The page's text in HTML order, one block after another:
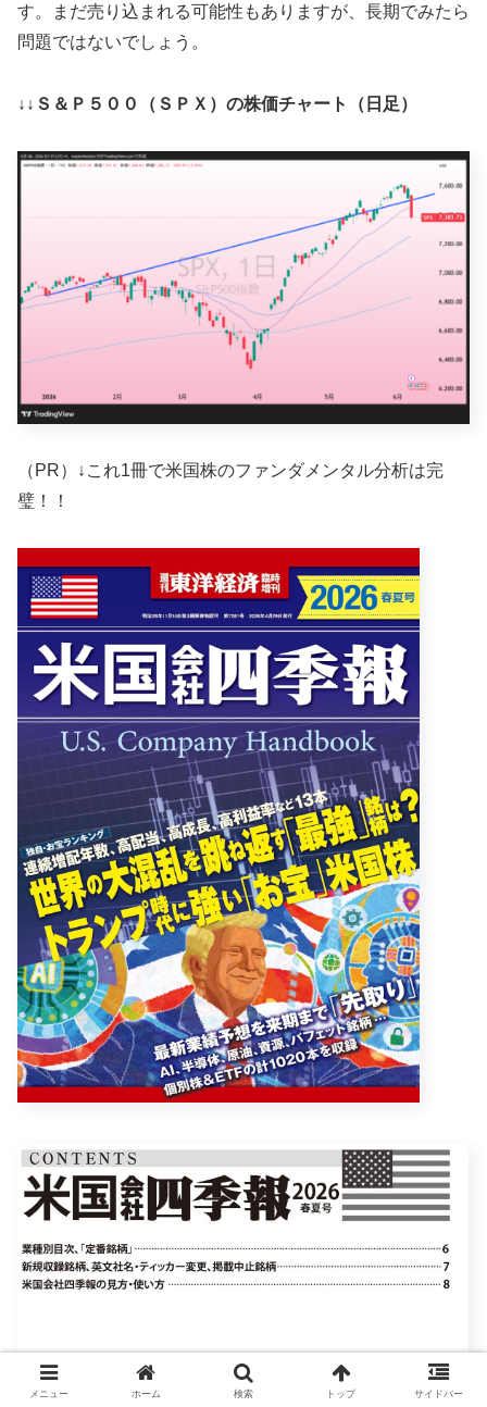
す。まだ売り込まれる可能性もありますが、長期でみたら
問題ではないでしょう。
↓↓Ｓ＆Ｐ５００（ＳＰＸ）の株価チャート（日足）
（PR）↓これ1冊で米国株のファンダメンタル分析は完
璧！！
メニュー ホーム 検索 トップ サイドバー